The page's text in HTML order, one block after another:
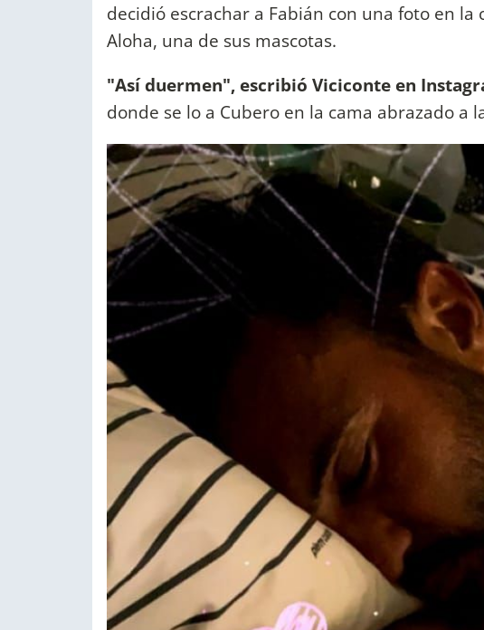
decidió escrachar a Fabián con una foto en
Aloha, una de sus mascotas.
"Así duermen", escribió Viciconte en
donde se lo a Cubero en la cama abrazado a